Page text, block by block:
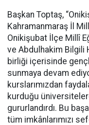
Başkan Toptaş,
Kahramanmaraş İl
Onikişubat İlçe Millî
ve Abdulhakim Bilgili
birliği içerisinde
sunmaya devam
kurslarımızdan
kurduğu
gururlandırdı. Bu
tüm imkânlarımızı